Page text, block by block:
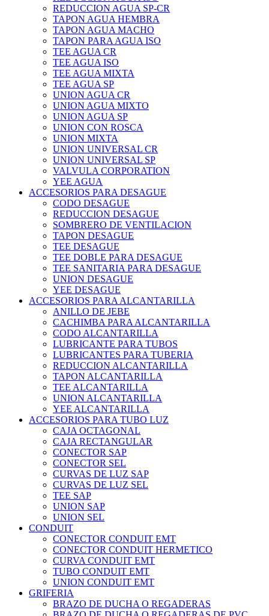
REDUCCION AGUA SP-CR
TAPON AGUA HEMBRA
TAPON AGUA MACHO
TAPON PARA AGUA ISO
TEE AGUA CR
TEE AGUA ISO
TEE AGUA MIXTA
TEE AGUA SP
UNION AGUA CR
UNION AGUA MIXTO
UNION AGUA SP
UNION CON ROSCA
UNION MIXTA
UNION UNIVERSAL CR
UNION UNIVERSAL SP
VALVULA CORPORATION
YEE AGUA
ACCESORIOS PARA DESAGUE
CODO DESAGUE
REDUCCION DESAGUE
SOMBRERO DE VENTILACION
TAPON DESAGUE
TEE DESAGUE
TEE DOBLE PARA DESAGUE
TEE SANITARIA PARA DESAGUE
UNION DESAGUE
YEE DESAGUE
ACCESORIOS PARA ALCANTARILLA
ANILLO DE JEBE
CACHIMBA PARA ALCANTARILLA
CODO ALCANTARILLA
LUBRICANTE PARA TUBOS
LUBRICANTES PARA TUBERIA
REDUCCION ALCANTARILLA
TAPON ALCANTARILLA
TEE ALCANTARILLA
UNION ALCANTARILLA
YEE ALCANTARILLA
ACCESORIOS PARA TUBO LUZ
CAJA OCTAGONAL
CAJA RECTANGULAR
CONECTOR SAP
CONECTOR SEL
CURVAS DE LUZ SAP
CURVAS DE LUZ SEL
TEE SAP
UNION SAP
UNION SEL
CONDUIT
CONECTOR CONDUIT EMT
CONECTOR CONDUIT HERMETICO
CURVA CONDUIT EMT
TUBO CONDUIT EMT
UNION CONDUIT EMT
GRIFERIA
BRAZO DE DUCHA O REGADERAS